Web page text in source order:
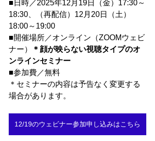
■日時／2025年12月19日（金）17:30～
18:30、（再配信）12月20日（土）
18:00～19:00
■開催場所／オンライン（ZOOMウェビ
ナー）
＊顔が映らない視聴タイプのオ
ンラインセミナー
■参加費／無料
＊セミナーの内容は予告なく変更する
場合があります。
12/19のウェビナー参加申し込みはこちら